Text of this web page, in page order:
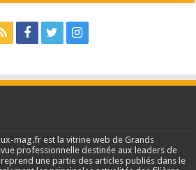
mag.fr est la vitrine web de Grands
professionnelle destinée aux leaders de
reprend une partie des articles publiés dans le